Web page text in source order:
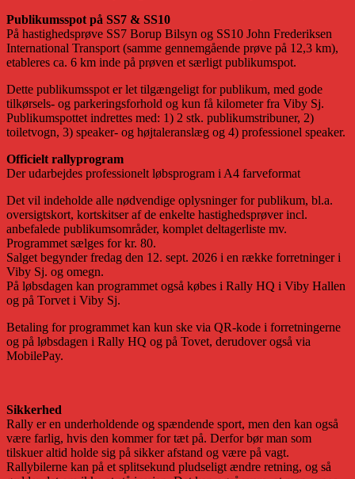
Publikumsspot på SS7 & SS10
På hastighedsprøve SS7 Borup Bilsyn og SS10 John Frederiksen
International Transport (samme gennemgående prøve på 12,3 km),
etableres ca. 6 km inde på prøven et særligt publikumspot.
Dette publikumsspot er let tilgængeligt for publikum, med gode
tilkørsels- og parkeringsforhold og kun få kilometer fra Viby Sj.
Publikumspottet indrettes med: 1) 2 stk. publikumstribuner, 2)
toiletvogn, 3) speaker- og højtaleranslæg og 4) professionel speaker.
Officielt rallyprogram
Der udarbejdes professionelt løbsprogram i A4 farveformat
Det vil indeholde alle nødvendige oplysninger for publikum, bl.a.
oversigtskort, kortskitser af de enkelte hastighedsprøver incl.
anbefalede publikumsområder, komplet deltagerliste mv.
Programmet sælges for kr. 80.
Salget begynder fredag den 12. sept. 2026 i en række forretninger i
Viby Sj. og omegn.
På løbsdagen kan programmet også købes i Rally HQ i Viby Hallen
og på Torvet i Viby Sj.
Betaling for programmet kan kun ske via QR-kode i forretningerne
og på løbsdagen i Rally HQ og på Tovet, derudover også via
MobilePay.
Sikkerhed
Rally er en underholdende og spændende sport, men den kan også
være farlig, hvis den kommer for tæt på. Derfor bør man som
tilskuer altid holde sig på sikker afstand og være på vagt.
Rallybilerne kan på et splitsekund pludseligt ændre retning, og så